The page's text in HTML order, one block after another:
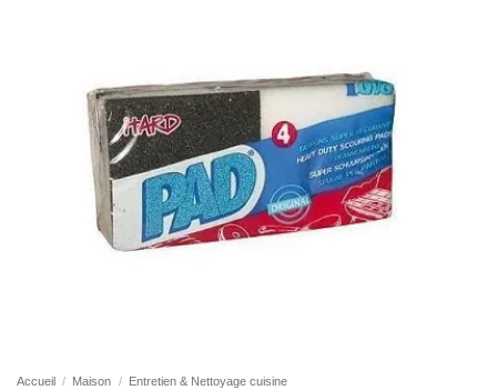
Accueil / Maison / Entretien & Nettoyage cuisine